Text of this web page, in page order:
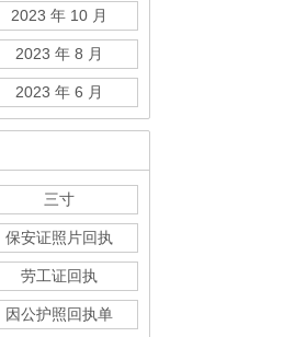
2023 年 10 月
2023 年 8 月
2023 年 6 月
三寸
保安证照片回执
劳工证回执
因公护照回执单